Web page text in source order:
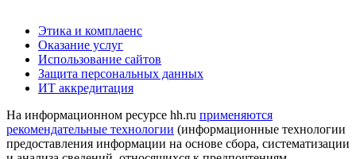
Этика и комплаенс
Оказание услуг
Использование сайтов
Защита персональных данных
ИТ аккредитация
На информационном ресурсе hh.ru применяются
рекомендательные технологии (информационные технологии
предоставления информации на основе сбора, систематизации